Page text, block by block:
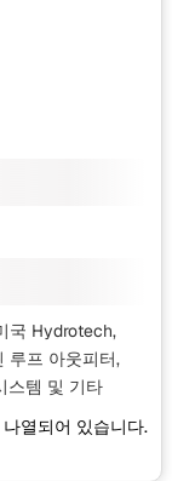
국 Hydrotech,
루프 아웃피터,
스템 및 기타
열되어 있습니다.